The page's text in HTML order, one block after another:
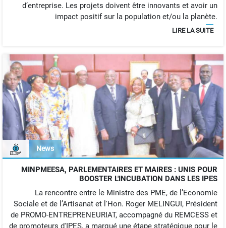
d’entreprise. Les projets doivent être innovants et avoir un
impact positif sur la population et/ou la planète.
LIRE LA SUITE
News
MINPMEESA, PARLEMENTAIRES ET MAIRES : UNIS POUR
BOOSTER L'INCUBATION DANS LES IPES
La rencontre entre le Ministre des PME, de l’Economie
Sociale et de l’Artisanat et l'Hon. Roger MELINGUI, Président
de PROMO-ENTREPRENEURIAT, accompagné du REMCESS et
de promoteurs d'IPES, a marqué une étape stratégique pour le